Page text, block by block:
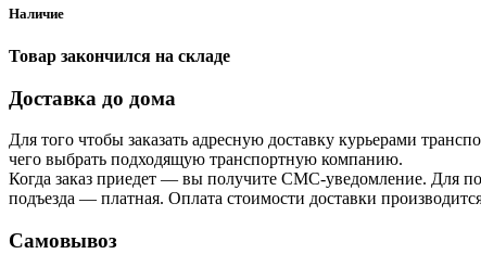
Наличие
Товар закончился на складе
Доставка до дома
Для того чтобы заказать адресную доставку курьерами
чего выбрать подходящую транспортную компанию.
Когда заказ приедет — вы получите СМС-уведомление. Для
подъезда — платная. Оплата стоимости доставки
Самовывоз